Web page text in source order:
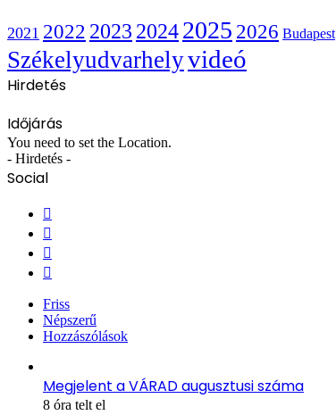
2021 2022 2023 20242025 2026 Budapest
Székelyudvarhelyvideó
Hirdetés
Időjárás
You need to set the Location.
- Hirdetés -
Social
Friss
Népszerű
Hozzászólások
Megjelent a VÁRAD augusztusi száma
8 óra telt el